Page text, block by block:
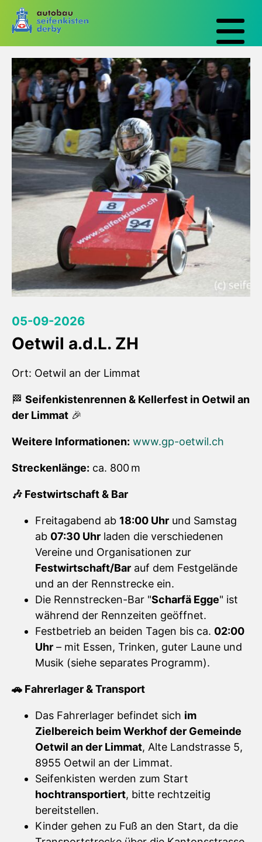
05-09-2026
Oetwil a.d.L. ZH
Ort: Oetwil an der Limmat
🏁 Seifenkistenrennen & Kellerfest in Oetwil an
der Limmat 🎉
Weitere Informationen: www.gp-oetwil.ch
Streckenlänge: ca. 800 m
🎶 Festwirtschaft & Bar
Freitagabend ab 18:00 Uhr und Samstag
ab 07:30 Uhr laden die verschiedenen
Vereine und Organisationen zur
Festwirtschaft/Bar auf dem Festgelände
und an der Rennstrecke ein.
Die Rennstrecken-Bar "Scharfä Egge" ist
während der Rennzeiten geöffnet.
Festbetrieb an beiden Tagen bis ca. 02:00
Uhr – mit Essen, Trinken, guter Laune und
Musik (siehe separates Programm).
🚗 Fahrerlager & Transport
Das Fahrerlager befindet sich im
Zielbereich beim Werkhof der Gemeinde
Oetwil an der Limmat, Alte Landstrasse 5,
8955 Oetwil an der Limmat.
Seifenkisten werden zum Start
hochtransportiert, bitte rechtzeitig
bereitstellen.
Kinder gehen zu Fuß an den Start, da die